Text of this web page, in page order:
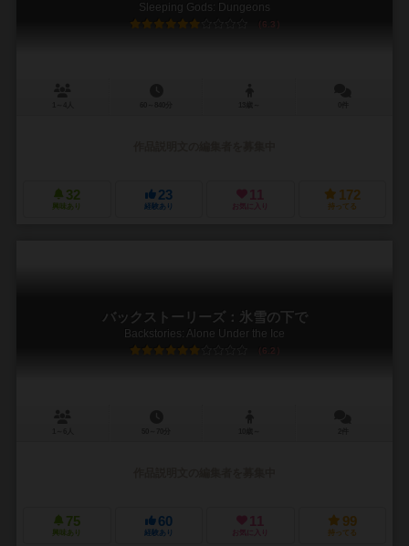
Sleeping Gods: Dungeons
6.3
32
興味あり
23
経験あり
11
お気に入り
172
持ってる
バックストーリーズ：氷雪の下で
Backstories: Alone Under the Ice
6.2
75
興味あり
60
経験あり
11
お気に入り
99
持ってる